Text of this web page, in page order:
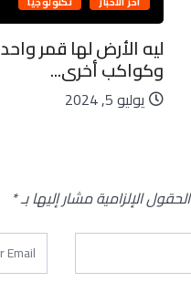
ليه الأرض لها قمر واحد
وكواكب أخرى...
يوليو 5, 2024
الحقول الإلزامية مشار إليها بـ*